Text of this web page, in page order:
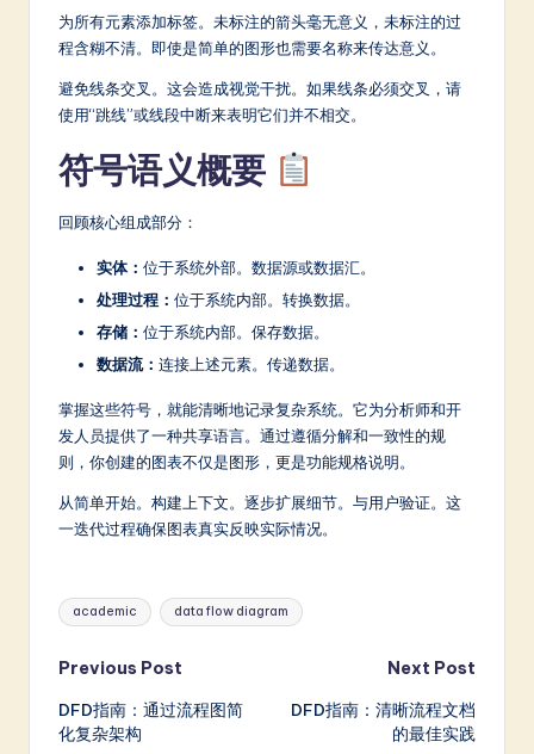
为所有元素添加标签。未标注的箭头毫无意义，未标注的过
程含糊不清。即使是简单的图形也需要名称来传达意义。
避免线条交叉。这会造成视觉干扰。如果线条必须交叉，请
使用“跳线”或线段中断来表明它们并不相交。
符号语义概要
回顾核心组成部分：
实体： 位于系统外部。数据源或数据汇。
处理过程： 位于系统内部。转换数据。
存储： 位于系统内部。保存数据。
数据流： 连接上述元素。传递数据。
掌握这些符号，就能清晰地记录复杂系统。它为分析师和开
发人员提供了一种共享语言。通过遵循分解和一致性的规
则，你创建的图表不仅是图形，更是功能规格说明。
从简单开始。构建上下文。逐步扩展细节。与用户验证。这
一迭代过程确保图表真实反映实际情况。
Tags:
academic data flow diagram
Post
navigation
Previous Post
DFD指南：通过流程图简
化复杂架构
Next Post
DFD指南：清晰流程文档
的最佳实践